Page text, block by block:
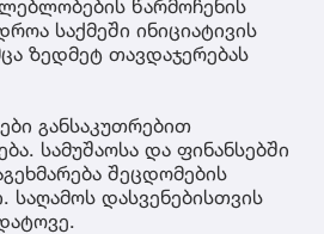
წარმოჩენის
საქმეში ინიციატივის
ზედმეტ თავდაჯერებას
განსაკუთრებით
სამუშაოსა და ფინანსებში
შეცდომების
საღამოს დასვენებისთვის